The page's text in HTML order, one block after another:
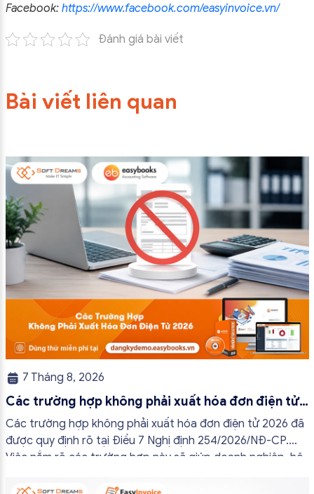
Facebook:https://www.facebook.com/easyinvoice.vn/
Đánh giá bài viết
Bài viết liên quan
7 Tháng 8, 2026
Các trường hợp không phải xuất hóa đơn điện tử
2026
Các trường hợp không phải xuất hóa đơn điện tử 2026 đã
được quy định rõ tại Điều 7 Nghị định 254/2026/NĐ-CP.
Việc nắm rõ các trường hợp này sẽ giúp doanh nghiệp, hộ